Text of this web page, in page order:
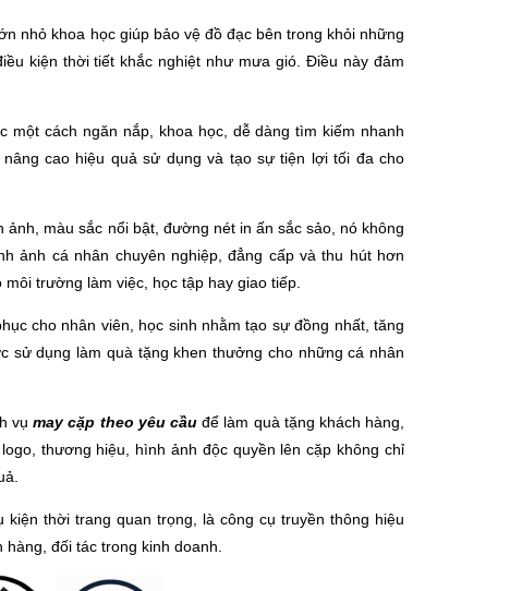
nhỏ khoa học giúp bảo vệ đồ đạc bên trong khỏi những
kiện thời tiết khắc nghiệt như mưa gió. Điều này đảm
một cách ngăn nắp, khoa học, dễ dàng tìm kiếm nhanh
cao hiệu quả sử dụng và tạo sự tiện lợi tối đa cho
màu sắc nổi bật, đường nét in ấn sắc sảo, nó không
ảnh cá nhân chuyên nghiệp, đẳng cấp và thu hút hơn
trường làm việc, học tập hay giao tiếp.
cho nhân viên, học sinh nhằm tạo sự đồng nhất, tăng
sử dụng làm quà tặng khen thưởng cho những cá nhân
vụmay cặp theo yêu cầuđể làm quà tặng khách hàng,
thương hiệu, hình ảnh độc quyền lên cặp không chỉ
thời trang quan trọng, là công cụ truyền thông hiệu
đối tác trong kinh doanh.